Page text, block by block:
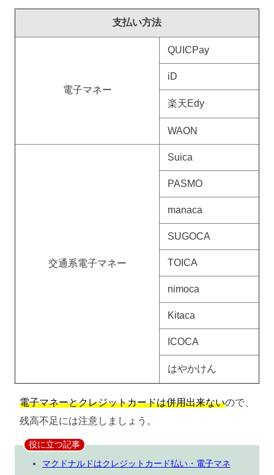
支払い方法
電子マネー
QUICPay
iD
楽天Edy
WAON
交通系電子マネー
Suica
PASMO
manaca
SUGOCA
TOICA
nimoca
Kitaca
ICOCA
はやかけん
電子マネーとクレジットカードは併用出来ないので、
残高不足には注意しましょう。
役に立つ記事
マクドナルドはクレジットカード払い・電子マネ